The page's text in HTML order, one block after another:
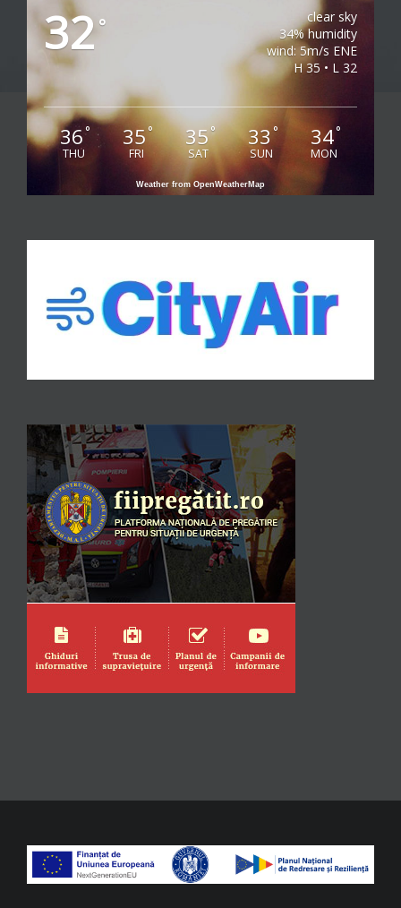
32°
clear sky
34% humidity
wind: 5m/s ENE
H 35 • L 32
36°
THU
35°
FRI
35°
SAT
33°
SUN
34°
MON
Weather from OpenWeatherMap